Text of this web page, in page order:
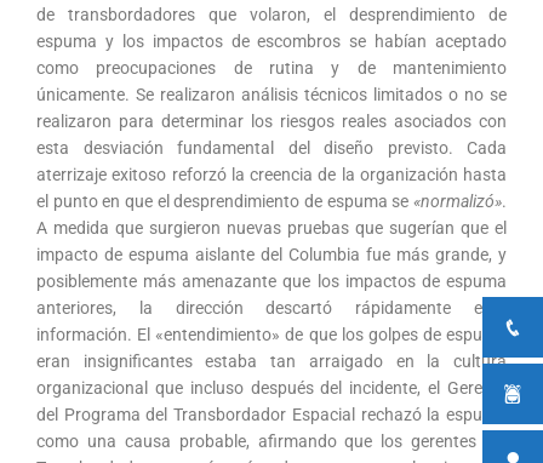
de transbordadores que volaron, el desprendimiento de
espuma y los impactos de escombros se habían aceptado
como preocupaciones de rutina y de mantenimiento
únicamente. Se realizaron análisis técnicos limitados o no se
realizaron para determinar los riesgos reales asociados con
esta desviación fundamental del diseño previsto. Cada
aterrizaje exitoso reforzó la creencia de la organización hasta
el punto en que el desprendimiento de espuma se «normalizó».
A medida que surgieron nuevas pruebas que sugerían que el
impacto de espuma aislante del Columbia fue más grande, y
posiblemente más amenazante que los impactos de espuma
anteriores, la dirección descartó rápidamente esta
información. El «entendimiento» de que los golpes de espuma
eran insignificantes estaba tan arraigado en la cultura
organizacional que incluso después del incidente, el Gerente
del Programa del Transbordador Espacial rechazó la espuma
como una causa probable, afirmando que los gerentes del